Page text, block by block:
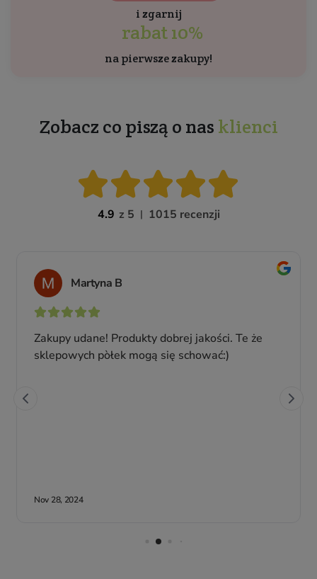
i zgarnij
rabat 10%
na pierwsze zakupy!
Zobacz co piszą o nas klienci